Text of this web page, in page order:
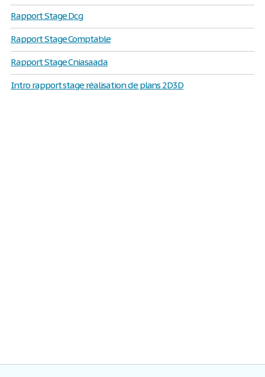
Rapport Stage Dcg
Rapport Stage Comptable
Rapport Stage Cniasaada
Intro rapport stage réalisation de plans 2D3D